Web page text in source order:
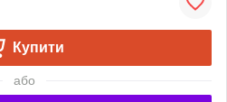
Купити
або